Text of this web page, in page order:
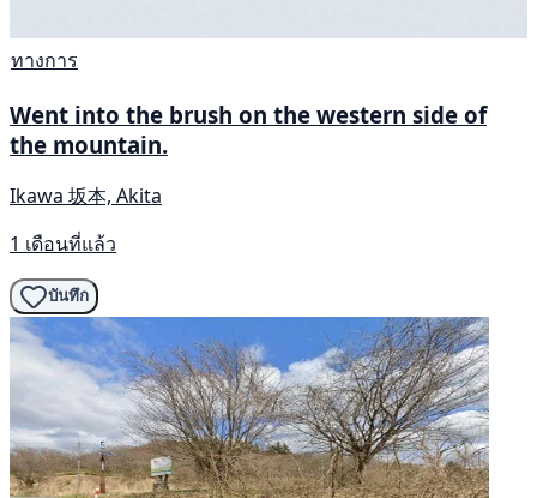
ทางการ
Went into the brush on the western side of
the mountain.
Ikawa 坂本, Akita
1 เดือนที่แล้ว
บันทึก